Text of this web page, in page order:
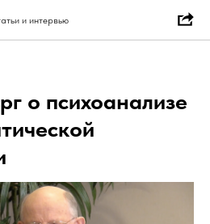
и интервью
о психоанализе